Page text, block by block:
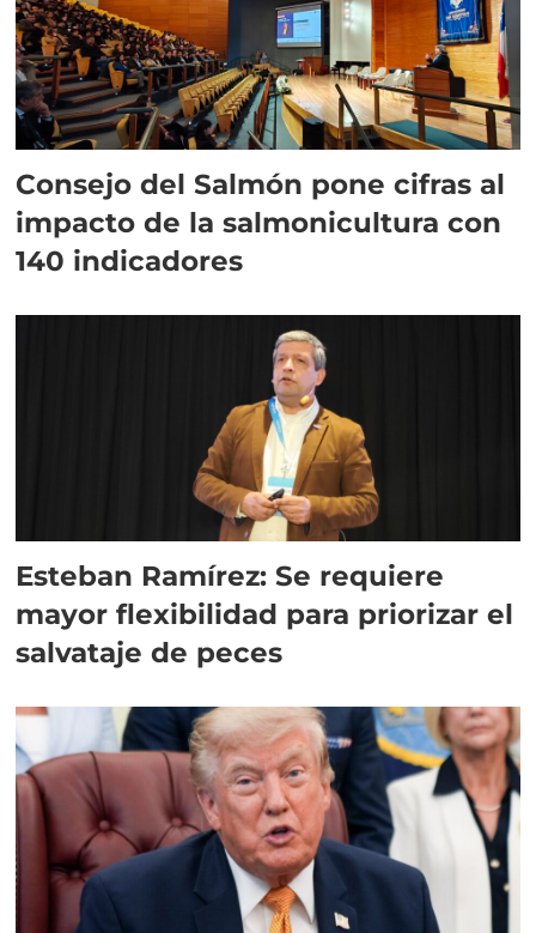
Consejo del Salmón pone cifras al
impacto de la salmonicultura con
140 indicadores
Esteban Ramírez: Se requiere
mayor flexibilidad para priorizar el
salvataje de peces